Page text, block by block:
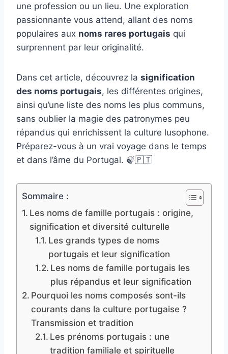
une profession ou un lieu. Une exploration
passionnante vous attend, allant des noms
populaires aux noms rares portugais qui
surprennent par leur originalité.
Dans cet article, découvrez la signification
des noms portugais, les différentes origines,
ainsi qu’une liste des noms les plus communs,
sans oublier la magie des patronymes peu
répandus qui enrichissent la culture lusophone.
Préparez-vous à un vrai voyage dans le temps
et dans l’âme du Portugal. 🍃🇵🇹
Sommaire :
Les noms de famille portugais : origine,
signification et diversité culturelle
Les grands types de noms
portugais et leur signification
Les noms de famille portugais les
plus répandus et leur signification
Pourquoi les noms composés sont-ils
courants dans la culture portugaise ?
Transmission et tradition
Les prénoms portugais : une
tradition familiale et spirituelle